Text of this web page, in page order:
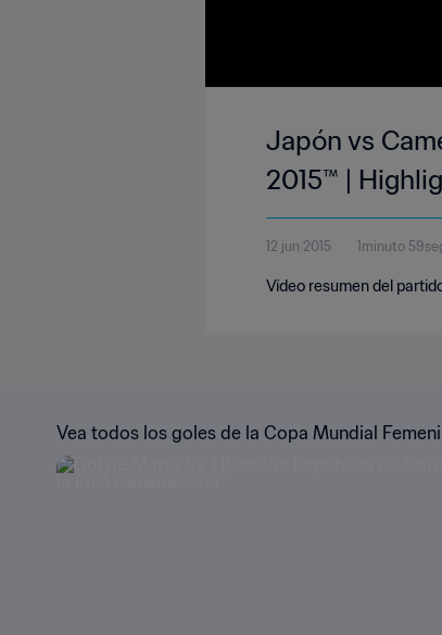
Japón vs
2015™ |
12 jun 2015 1minuto
Vídeo resumen del
Vea todos los goles de la Copa Mundial